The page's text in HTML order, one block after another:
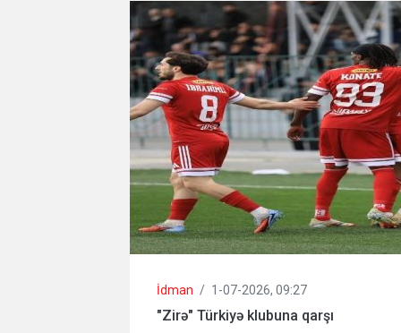
İdman / 1-07-2026, 09:27
"Zirə" Türkiyə klubuna qarşı